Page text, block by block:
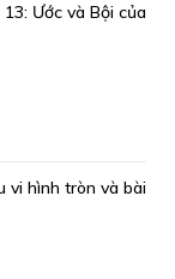
Ước và Bội của
vi hình tròn và bài